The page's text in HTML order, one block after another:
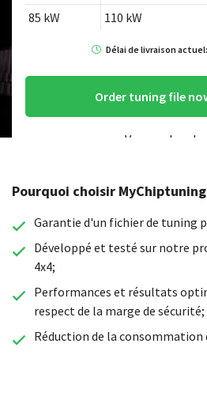
85 kW
110 kW
Délai de livraison actuel:
Order tuning file
Vous
Pourquoi choisir
Garantie d'un fichier de tuning
Développé et testé sur notre
4x4;
Performances et résultats
respect de la marge de sécurité;
Réduction de la consommation